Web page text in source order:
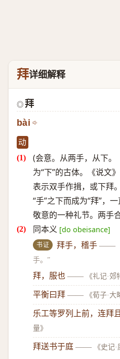
拜详细解释
◎ 拜
bài
动
(会意。从两手，从下
为“下”的古体。《说文
表示双手作揖，或下拜
“手”之下而成为“拜”，
敬意的一种礼节。两手
同本义 [do obeisance]
书证 拜手，稽手 ——
手。”
拜，服也 —— 《礼记·郊
平衡曰拜 —— 《荀子·大
乐工等罗列上前，连拜
量》
拜送书于庭 —— 《史记